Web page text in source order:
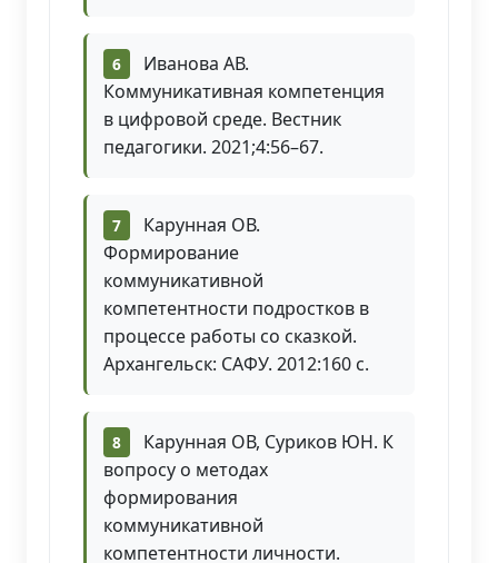
Иванова АВ.
Коммуникативная компетенция
в цифровой среде. Вестник
педагогики. 2021;4:56–67.
Карунная ОВ.
Формирование
коммуникативной
компетентности подростков в
процессе работы со сказкой.
Архангельск: САФУ. 2012:160 с.
Карунная ОВ, Суриков ЮН. К
вопросу о методах
формирования
коммуникативной
компетентности личности.